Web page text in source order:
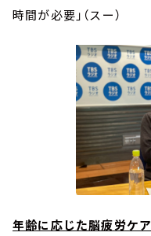
時間が必要」（スー）
年齢に応じた脳疲労ケア